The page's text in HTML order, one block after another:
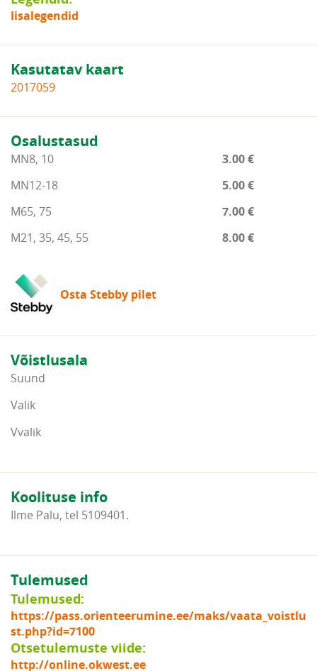
lisalegendid
Kasutatav kaart
2017059
Osalustasud
MN8, 10
3.00 €
MN12-18
5.00 €
M65, 75
7.00 €
M21, 35, 45, 55
8.00 €
Osta Stebby pilet
Võistlusala
Suund
Valik
Vvalik
Koolituse info
Ilme Palu, tel 5109401.
Tulemused
Tulemused:
https://pass.orienteerumine.ee/maks/vaata_voistlu
st.php?id=7100
Otsetulemuste viide:
http://online.okwest.ee